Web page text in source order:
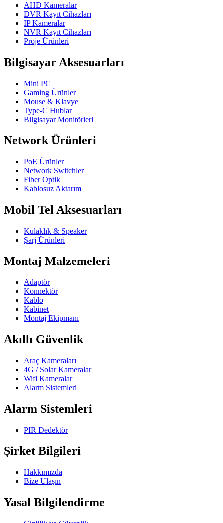
AHD Kameralar
DVR Kayıt Cihazları
IP Kameralar
NVR Kayıt Cihazları
Proje Ürünleri
Bilgisayar Aksesuarları
Mini PC
Gaming Ürünler
Mouse & Klavye
Type-C Hublar
Bilgisayar Monitörleri
Network Ürünleri
PoE Ürünler
Network Switchler
Fiber Optik
Kablosuz Aktarım
Mobil Tel Aksesuarları
Kulaklık & Speaker
Şarj Ürünleri
Montaj Malzemeleri
Adaptör
Konnektör
Kablo
Kabinet
Montaj Ekipmanı
Akıllı Güvenlik
Araç Kameraları
4G / Solar Kameralar
Wifi Kameralar
Alarm Sistemleri
Alarm Sistemleri
PIR Dedektör
Şirket Bilgileri
Hakkımızda
Bize Ulaşın
Yasal Bilgilendirme